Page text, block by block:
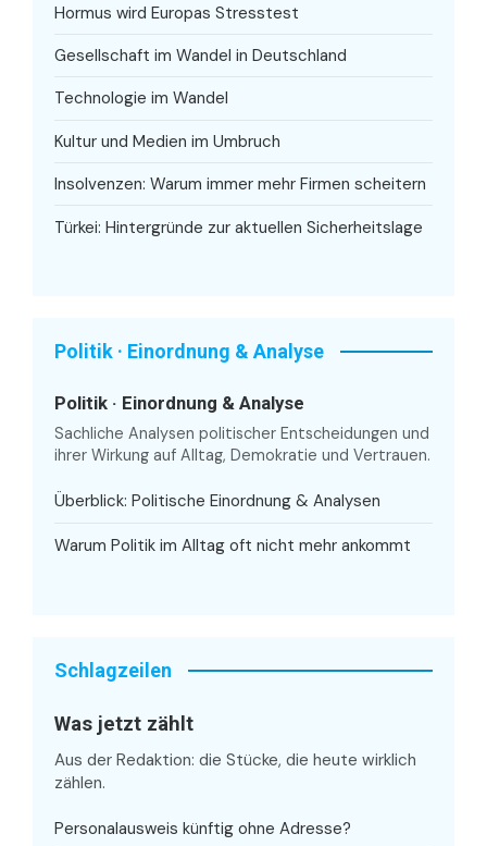
Hormus wird Europas Stresstest
Gesellschaft im Wandel in Deutschland
Technologie im Wandel
Kultur und Medien im Umbruch
Insolvenzen: Warum immer mehr Firmen scheitern
Türkei: Hintergründe zur aktuellen Sicherheitslage
Politik · Einordnung & Analyse
Politik · Einordnung & Analyse
Sachliche Analysen politischer Entscheidungen und
ihrer Wirkung auf Alltag, Demokratie und Vertrauen.
Überblick: Politische Einordnung & Analysen
Warum Politik im Alltag oft nicht mehr ankommt
Schlagzeilen
Was jetzt zählt
Aus der Redaktion: die Stücke, die heute wirklich
zählen.
Personalausweis künftig ohne Adresse?